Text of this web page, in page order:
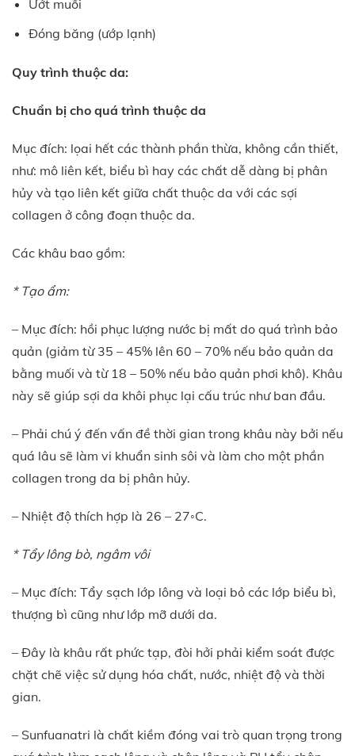
Ướt muối
Đóng băng (ướp lạnh)
Quy trình thuộc da:
Chuẩn bị cho quá trình thuộc da
Mục đích: lọai hết các thành phần thừa, không cần thiết,
như: mô liên kết, biểu bì hay các chất dễ dàng bị phân
hủy và tạo liên kết giữa chất thuộc da với các sợi
collagen ở công đoạn thuộc da.
Các khâu bao gồm:
* Tạo ẩm:
– Mục đích: hồi phục lượng nước bị mất do quá trình bảo
quản (giảm từ 35 – 45% lên 60 – 70% nếu bảo quản da
bằng muối và từ 18 – 50% nếu bảo quản phơi khô). Khâu
này sẽ giúp sợi da khôi phục lại cấu trúc như ban đầu.
– Phải chú ý đến vấn đề thời gian trong khâu này bởi nếu
quá lâu sẽ làm vi khuẩn sinh sôi và làm cho một phần
collagen trong da bị phân hủy.
– Nhiệt độ thích hợp là 26 – 27◦C.
* Tẩy lông bò, ngâm vôi
– Mục đích: Tẩy sạch lớp lông và loại bỏ các lớp biểu bì,
thượng bì cũng như lớp mỡ dưới da.
– Đây là khâu rất phức tạp, đòi hởi phải kiểm soát được
chặt chẽ việc sử dụng hóa chất, nước, nhiệt độ và thời
gian.
– Sunfuanatri là chất kiềm đóng vai trò quan trọng trong